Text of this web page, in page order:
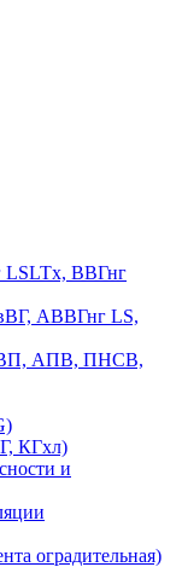
LSLTx, ВВГнг
АВВГнг LS,
АПВ, ПНСВ,
КГхл)
и
оградительная)